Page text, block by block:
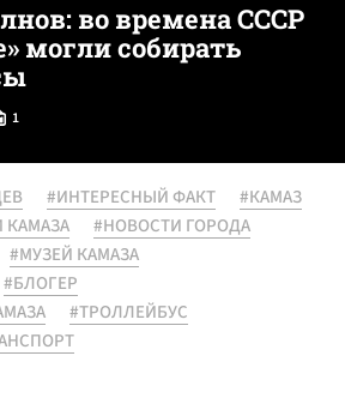
во времена СССР
могли собирать
1
#ИНТЕРЕСНЫЙ ФАКТ
#КАМАЗ
КАМАЗА
#НОВОСТИ ГОРОДА
#МУЗЕЙ КАМАЗА
#БЛОГЕР
#ТРОЛЛЕЙБУС